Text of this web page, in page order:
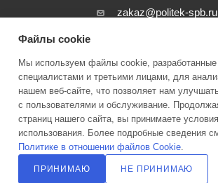
zakaz@politek-spb.ru
г. Санкт-Петербург,
2026 © Инженерные системы Политэк СПБ
Файлы cookie
Мы используем файлы cookie,
специалистами и третьими лицами, для
нашем веб-сайте, что позволяет нам
с пользователями и обслуживание.
страниц нашего сайта, вы принимаете
использования. Более подробные сведения
Политике в отношении файлов Cookie.
ПРИНИМАЮ НЕ ПРИНИМАЮ